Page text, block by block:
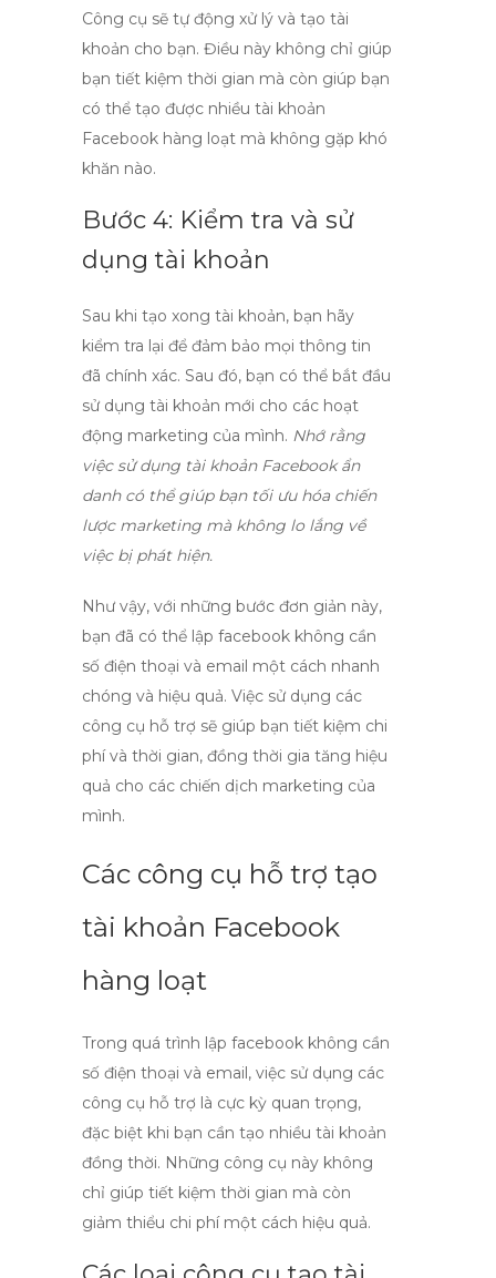
Công cụ sẽ tự động xử lý và tạo tài
khoản cho bạn. Điều này không chỉ giúp
bạn tiết kiệm thời gian mà còn giúp bạn
có thể tạo được nhiều tài khoản
Facebook hàng loạt mà không gặp khó
khăn nào.
Bước 4: Kiểm tra và sử
dụng tài khoản
Sau khi tạo xong tài khoản, bạn hãy
kiểm tra lại để đảm bảo mọi thông tin
đã chính xác. Sau đó, bạn có thể bắt đầu
sử dụng tài khoản mới cho các hoạt
động marketing của mình. Nhớ rằng
việc sử dụng tài khoản Facebook ẩn
danh có thể giúp bạn tối ưu hóa chiến
lược marketing mà không lo lắng về
việc bị phát hiện.
Như vậy, với những bước đơn giản này,
bạn đã có thể lập facebook không cần
số điện thoại và email một cách nhanh
chóng và hiệu quả. Việc sử dụng các
công cụ hỗ trợ sẽ giúp bạn tiết kiệm chi
phí và thời gian, đồng thời gia tăng hiệu
quả cho các chiến dịch marketing của
mình.
Các công cụ hỗ trợ tạo
tài khoản Facebook
hàng loạt
Trong quá trình lập facebook không cần
số điện thoại và email, việc sử dụng các
công cụ hỗ trợ là cực kỳ quan trọng,
đặc biệt khi bạn cần tạo nhiều tài khoản
đồng thời. Những công cụ này không
chỉ giúp tiết kiệm thời gian mà còn
giảm thiểu chi phí một cách hiệu quả.